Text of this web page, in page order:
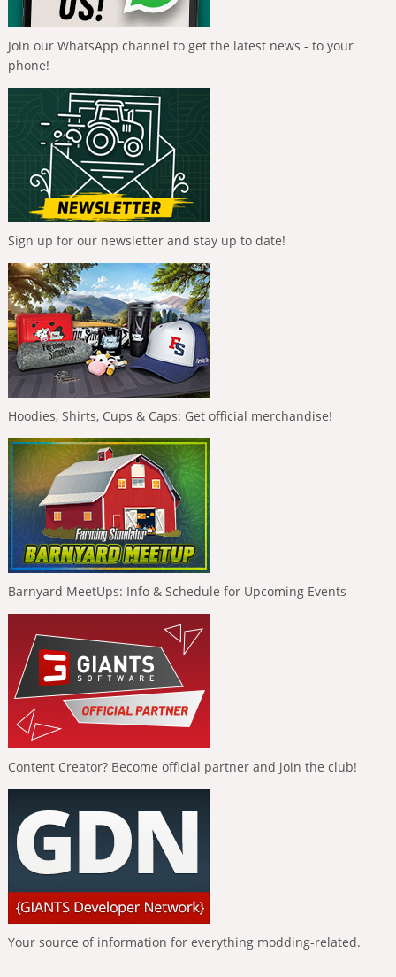
Join our WhatsApp channel to get the latest news - to your
phone!
Sign up for our newsletter and stay up to date!
Hoodies, Shirts, Cups & Caps: Get official merchandise!
Barnyard MeetUps: Info & Schedule for Upcoming Events
Content Creator? Become official partner and join the club!
Your source of information for everything modding-related.